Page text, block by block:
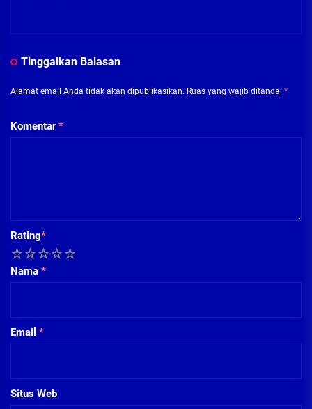
Tinggalkan Balasan
Alamat email Anda tidak akan dipublikasikan. Ruas yang wajib ditandai *
Komentar*
Rating*
5
4
3
2
Nama *
Email *
Situs Web